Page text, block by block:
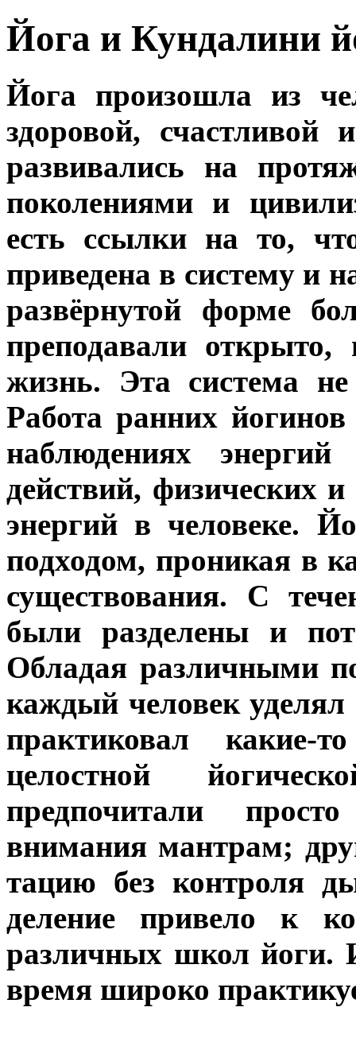
Йога и Кундалини
Йога произошла из
здоровой, счастливой
развивались на
поколениями и
есть ссылки на то,
приведена в систему и
развёрнутой форме
преподавали открыто,
жизнь. Эта система
Работа ранних
наблюдениях
действий, физических
энергий в человеке.
подходом, проникая в
существования. С
были разделены и
Обладая различными
каждый человек
практиковал какие-
целостной
предпочитали
внимания мантрам;
тацию без контроля
деление привело к
различных школ йоги.
время широко